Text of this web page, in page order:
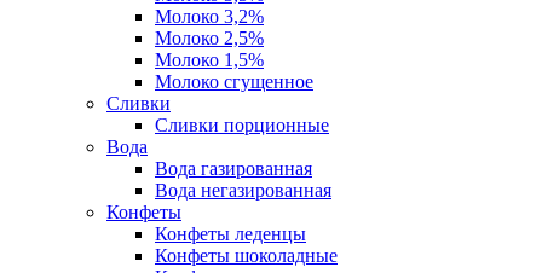
Молоко 3,2%
Молоко 2,5%
Молоко 1,5%
Молоко сгущенное
Сливки
Сливки порционные
Вода
Вода газированная
Вода негазированная
Конфеты
Конфеты леденцы
Конфеты шоколадные